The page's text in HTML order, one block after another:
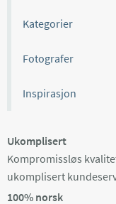
Kategorier
Fotografer
Inspirasjon
Ukomplisert
Kompromissløs
ukomplisert
100% norsk